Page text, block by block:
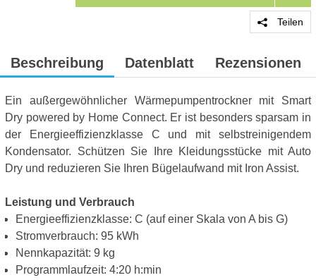
Teilen
Beschreibung Datenblatt Rezensionen
Ein außergewöhnlicher Wärmepumpentrockner mit Smart
Dry powered by Home Connect. Er ist besonders sparsam in
der Energieeffizienzklasse C und mit selbstreinigendem
Kondensator. Schützen Sie Ihre Kleidungsstücke mit Auto
Dry und reduzieren Sie Ihren Bügelaufwand mit Iron Assist.
Leistung und Verbrauch
Energieeffizienzklasse: C (auf einer Skala von A bis G)
Stromverbrauch: 95 kWh
Nennkapazität: 9 kg
Programmlaufzeit: 4:20 h:min